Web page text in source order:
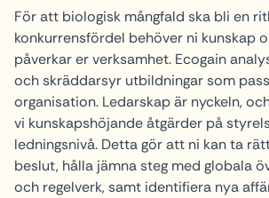
För att biologisk mångfald ska bli en
konkurrensfördel behöver ni kunskap
påverkar er verksamhet. Ecogain
och skräddarsyr utbildningar som
organisation. Ledarskap är nyckeln,
vi kunskapshöjande åtgärder på
ledningsnivå. Detta gör att ni kan ta
beslut, hålla jämna steg med globala
och regelverk, samt identifiera nya